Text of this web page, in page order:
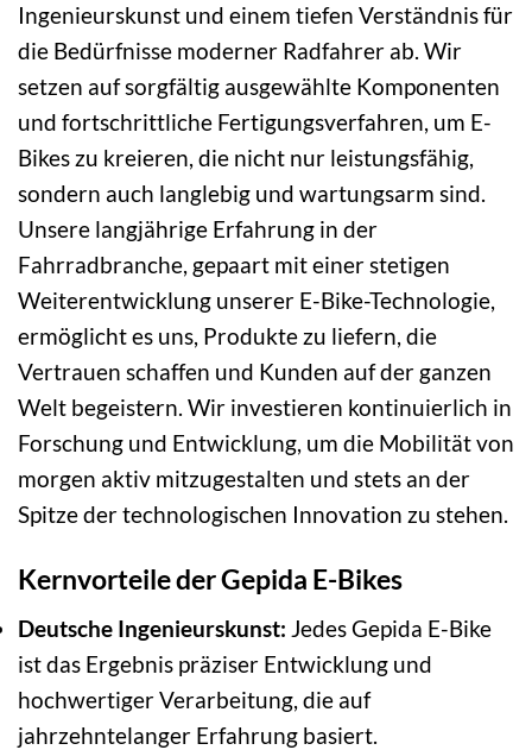
Ingenieurskunst und einem tiefen Verständnis für
die Bedürfnisse moderner Radfahrer ab. Wir
setzen auf sorgfältig ausgewählte Komponenten
und fortschrittliche Fertigungsverfahren, um E-
Bikes zu kreieren, die nicht nur leistungsfähig,
sondern auch langlebig und wartungsarm sind.
Unsere langjährige Erfahrung in der
Fahrradbranche, gepaart mit einer stetigen
Weiterentwicklung unserer E-Bike-Technologie,
ermöglicht es uns, Produkte zu liefern, die
Vertrauen schaffen und Kunden auf der ganzen
Welt begeistern. Wir investieren kontinuierlich in
Forschung und Entwicklung, um die Mobilität von
morgen aktiv mitzugestalten und stets an der
Spitze der technologischen Innovation zu stehen.
Kernvorteile der Gepida E-Bikes
Deutsche Ingenieurskunst: Jedes Gepida E-Bike
ist das Ergebnis präziser Entwicklung und
hochwertiger Verarbeitung, die auf
jahrzehntelanger Erfahrung basiert.